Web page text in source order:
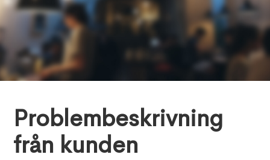
Digital Design Management
June 12, 2024
Problembeskrivning
från kunden